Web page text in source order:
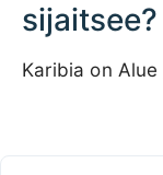
sijaitsee?
Karibia on Alue